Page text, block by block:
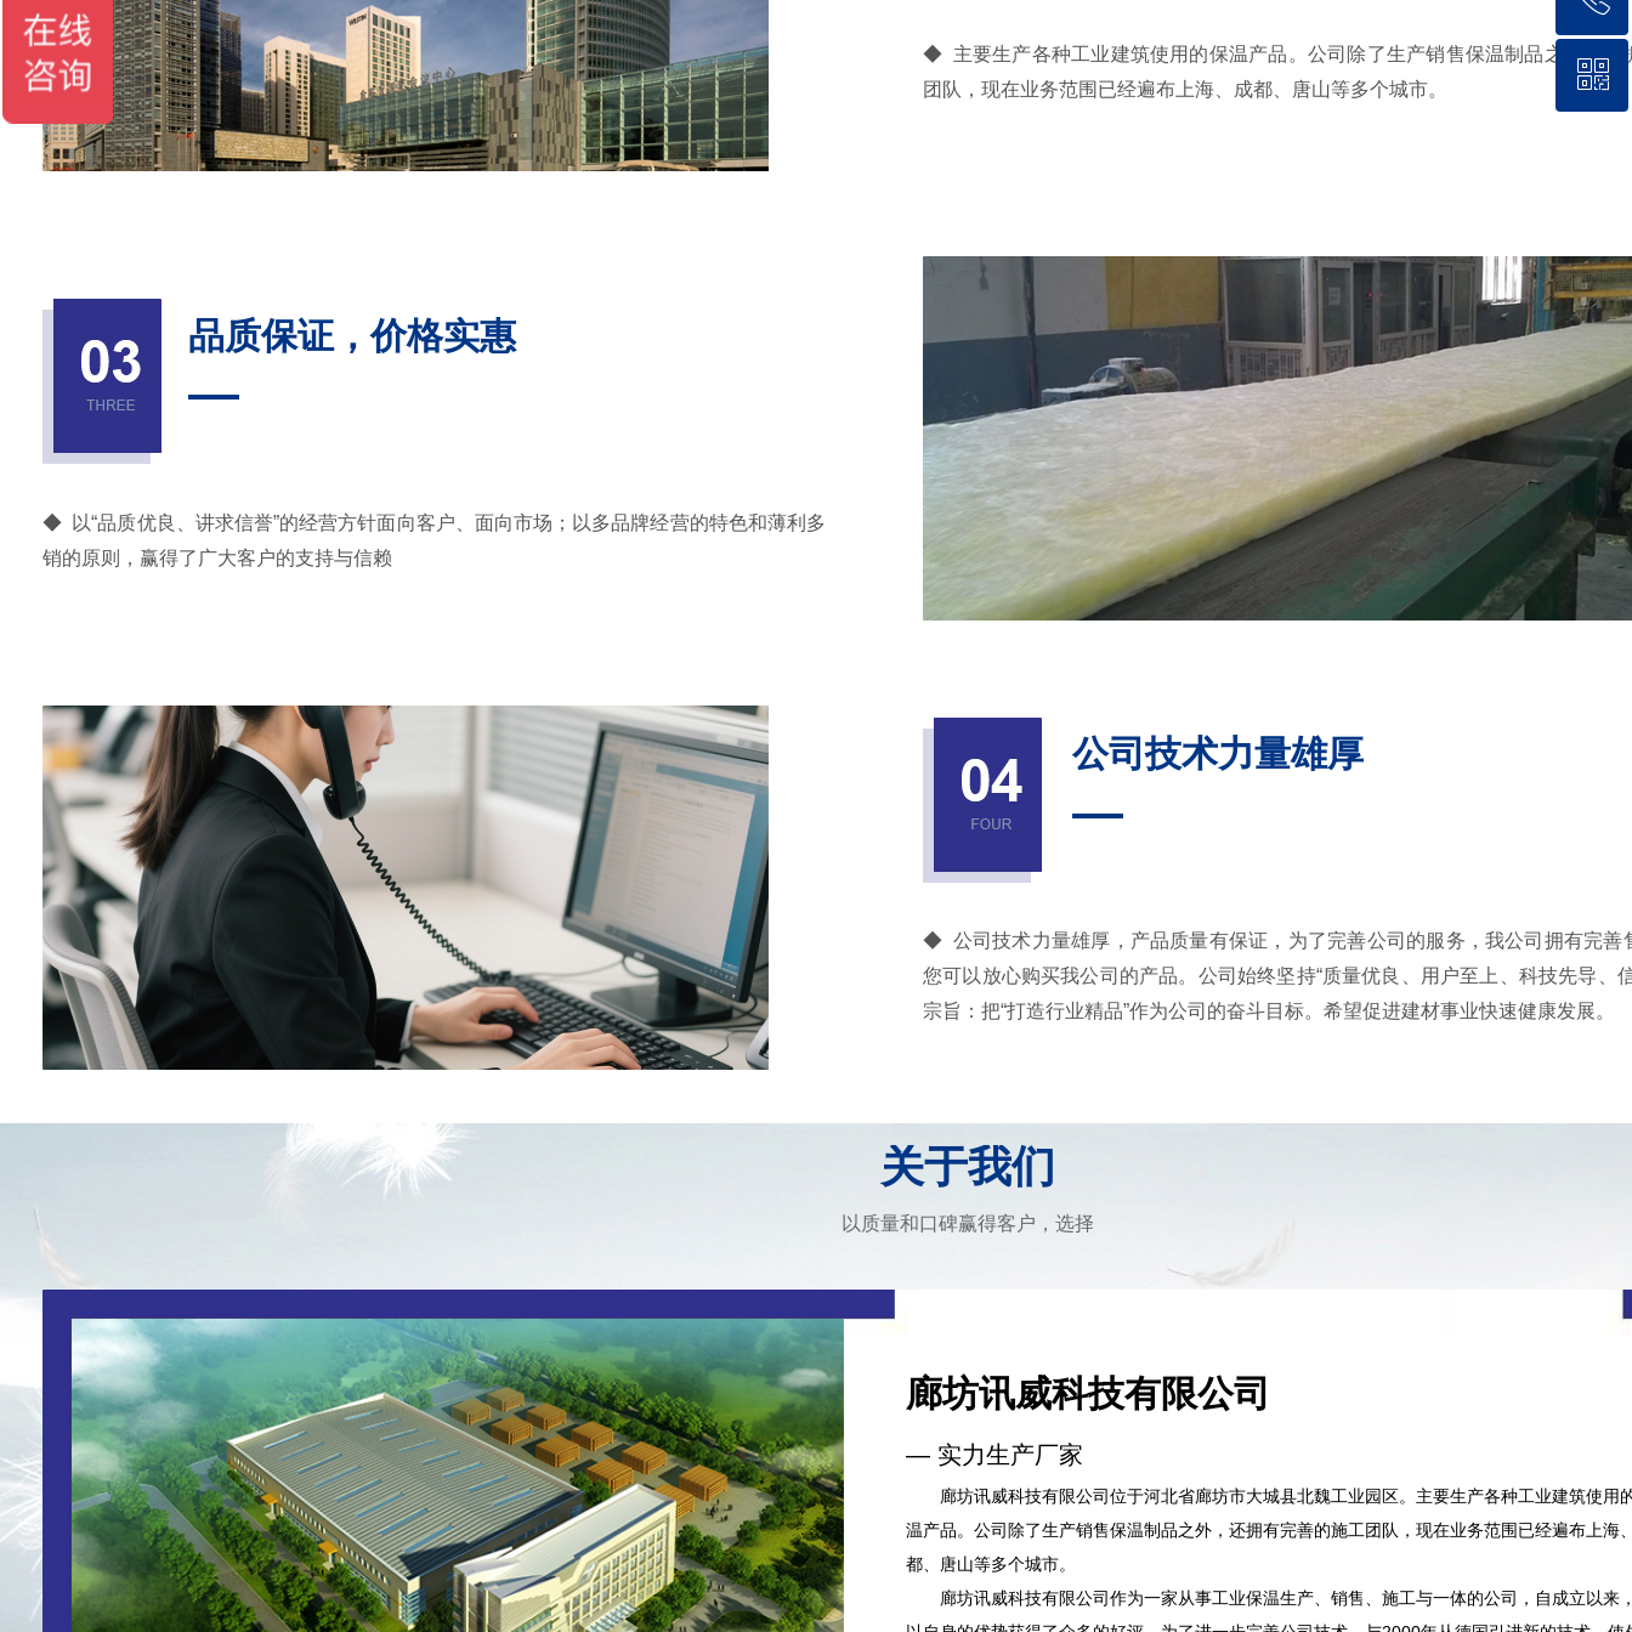
◆ 以“品质优良、讲求信誉”的经营方针面向客户、面向市场；以多品牌经营的特色和薄利多
销的原则，赢得了广大客户的支持与信赖
品质保证，价格实惠
◆ 主要生产各种工业建筑使用的保温产品。公司除了生产销售保温制品之外，还
团队，现在业务范围已经遍布上海、成都、唐山等多个城市。
◆ 公司技术力量雄厚，产品质量有保证，为了完善公司的服务，我公司拥有完善
您可以放心购买我公司的产品。公司始终坚持“质量优良、用户至上、科技先导、
宗旨：把“打造行业精品”作为公司的奋斗目标。希望促进建材事业快速健康发展。
公司技术力量雄厚
廊坊讯威科技有限公司
— 实力生产厂家
廊坊讯威科技有限公司位于河北省廊坊市大城县北魏工业园区。主要生产各种工业建筑使用
温产品。公司除了生产销售保温制品之外，还拥有完善的施工团队，现在业务范围已经遍布上海
都、唐山等多个城市。
廊坊讯威科技有限公司作为一家从事工业保温生产、销售、施工与一体的公司，自成立以来
关于我们
以质量和口碑赢得客户，选择
13503263110
ꀥ